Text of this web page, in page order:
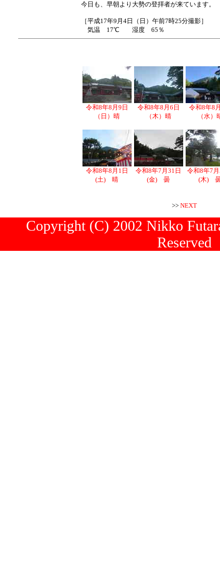
今日も、早朝より大勢の登拝者が来ています。
［平成17年9月4日（日）午前7時25分撮影］
気温 17℃ 湿度 65％
令和8年8月9日
（日）晴
令和8年8月6日
（木）晴
令和8年8
（水）
令和8年8月1日
(土) 晴
令和8年7月31日
(金) 曇
令和8年7
(木)
>> NEXT
Copyright (C) 2002 Nikko
Reserved